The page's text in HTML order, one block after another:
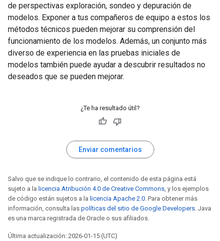
de perspectivas exploración, sondeo y depuración de
modelos. Exponer a tus compañeros de equipo a estos los
métodos técnicos pueden mejorar su comprensión del
funcionamiento de los modelos. Además, un conjunto más
diverso de experiencia en las pruebas iniciales de
modelos también puede ayudar a descubrir resultados no
deseados que se pueden mejorar.
¿Te ha resultado útil?
Enviar comentarios
Salvo que se indique lo contrario, el contenido de esta página está
sujeto a la licencia Atribución 4.0 de Creative Commons , y los ejemplos
de código están sujetos a la licencia Apache 2.0 . Para obtener más
información, consulta las políticas del sitio de Google Developers . Java
es una marca registrada de Oracle o sus afiliados.
Última actualización: 2026-01-15 (UTC)